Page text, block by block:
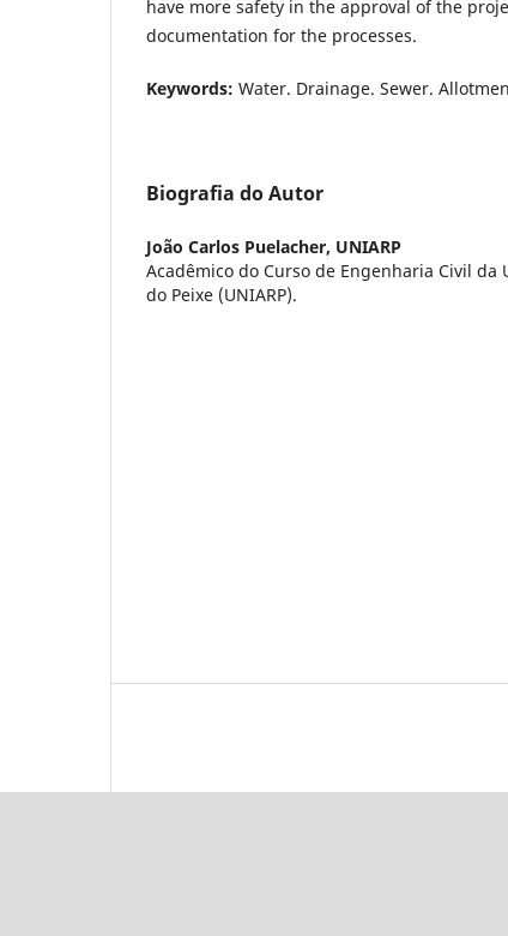
have more safety in the approval of the
documentation for the processes.
Keywords: Water. Drainage. Sewer.
Biografia do Autor
João Carlos Puelacher, UNIARP
Acadêmico do Curso de Engenharia Civil da
do Peixe (UNIARP).